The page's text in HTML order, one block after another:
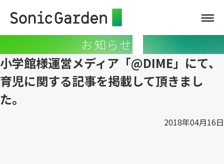
お知らせ
小学館様運営メディア「@DIME」にて、
育児に関する記事を掲載して頂きまし
た。
2018年04月16日